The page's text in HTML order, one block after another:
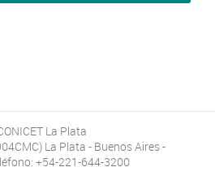
La Plata
La Plata - Buenos Aires -
+54-221-644-3200